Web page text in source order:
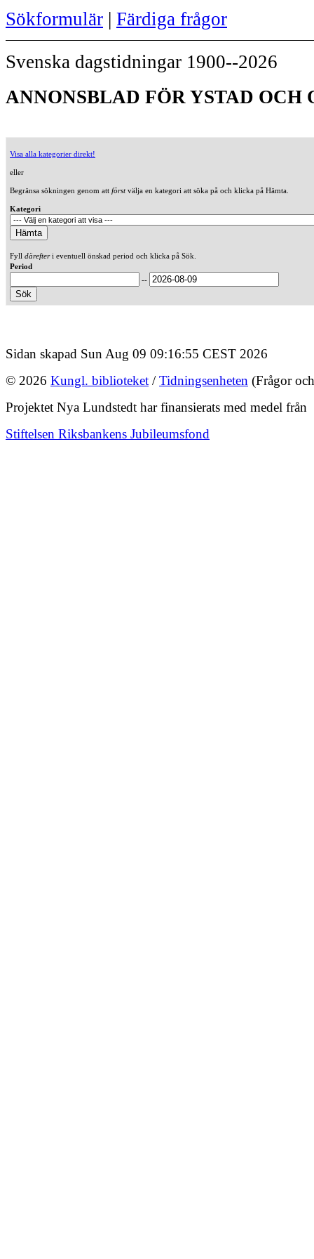
Sökformulär | Färdiga frågor
Svenska dagstidningar 1900--2026
ANNONSBLAD FÖR YSTAD OCH
Visa alla kategorier direkt!
eller
Begränsa sökningen genom att förstvälja en kategori att söka på och klicka på Hämta.
Kategori
Fyll därefteri eventuell önskad period och klicka på Sök.
Period
--
Sidan skapad Sun Aug 09 09:16:55 CEST 2026
© 2026 Kungl. biblioteket /Tidningsenheten (Frågor
Projektet Nya Lundstedt har finansierats med medel från
Stiftelsen Riksbankens Jubileumsfond